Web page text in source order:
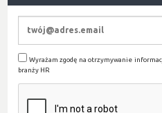
Wyrażam zgodę na otrzymywanie
branży HR